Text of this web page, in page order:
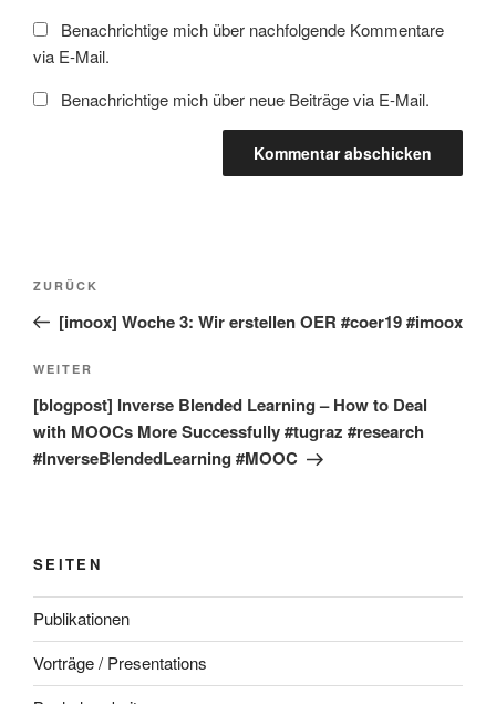
Benachrichtige mich über nachfolgende Kommentare
via E-Mail.
Benachrichtige mich über neue Beiträge via E-Mail.
Beitragsnavigation
Vorheriger
Beitrag
ZURÜCK
[imoox] Woche 3: Wir erstellen OER #coer19 #imoox
Nächster
Beitrag
WEITER
[blogpost] Inverse Blended Learning – How to Deal
with MOOCs More Successfully #tugraz #research
#InverseBlendedLearning #MOOC
SEITEN
Publikationen
Vorträge / Presentations